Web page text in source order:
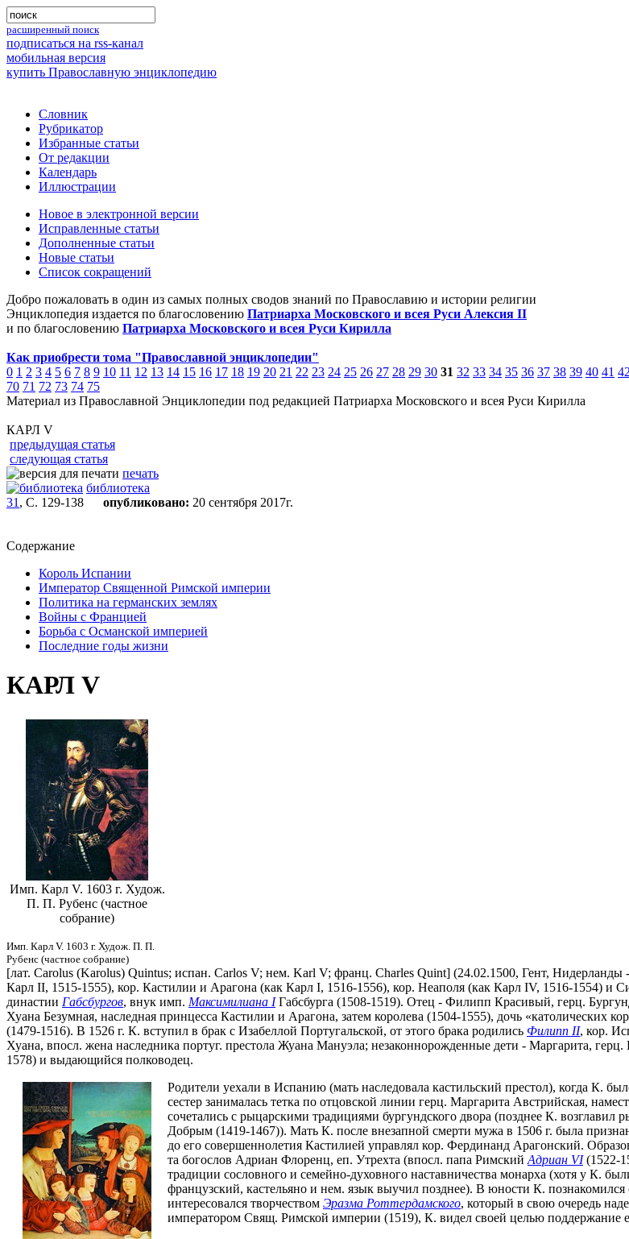
расширенный поиск
подписаться на rss-канал
мобильная версия
купить Православную энциклопедию
Словник
Рубрикатор
Избранные статьи
От редакции
Календарь
Иллюстрации
Новое в электронной версии
Исправленные статьи
Дополненные статьи
Новые статьи
Список сокращений
Добро пожаловать в один из самых полных сводов знаний по Православию и истории религии
Энциклопедия издается по благословению Патриарха Московского и всея Руси Алексия II
и по благословению Патриарха Московского и всея Руси Кирилла
Как приобрести тома "Православной энциклопедии"
0 1 2 3 4 5 6 7 8 9 10 11 12 13 14 15 16 17 18 19 20 21 22 23 24 25 26 27 28 29 30 31 32 33 34 35 36 37 38 39 40 41 42
70 71 72 73 74 75
Материал из Православной Энциклопедии под редакцией Патриарха Московского и всея Руси Кирилла
КАРЛ V
предыдущая статья
следующая статья
печать
библиотека
31 , С. 129-138 опубликовано: 20 сентября 2017г.
Содержание
Король Испании
Император Священной Римской империи
Политика на германских землях
Войны с Францией
Борьба с Османской империей
Последние годы жизни
КАРЛ V
Имп. Карл V. 1603 г. Худож.
П. П. Рубенс (частное
собрание)
Имп. Карл V. 1603 г. Худож. П. П.
Рубенс (частное собрание)
[лат. Carolus (Karolus) Quintus; испан. Carlos V; нем. Karl V; франц. Charles Quint] (24.02.1500, Гент,
Карл II, 1515-1555), кор. Кастилии и Арагона (как Карл I, 1516-1556), кор. Неаполя (как Карл IV, 1516-1554)
династии Габсбургов, внук имп. Максимилиана IГабсбурга (1508-1519). Отец - Филипп Красивый, герц.
Хуана Безумная, наследная принцесса Кастилии и Арагона, затем королева (1504-1555), дочь «католических
(1479-1516). В 1526 г. К. вступил в брак с Изабеллой Португальской, от этого брака родились Филипп II, кор.
Хуана, впосл. жена наследника португ. престола Жуана Мануэла; незаконнорожденные дети - Маргарита,
1578) и выдающийся полководец.
Родители уехали в Испанию (мать наследовала кастильский престол), когда К.
сестер занималась тетка по отцовской линии герц. Маргарита Австрийская,
сочетались с рыцарскими традициями бургундского двора (позднее К.
Добрым (1419-1467)). Мать К. после внезапной смерти мужа в 1506 г. была
до его совершеннолетия Кастилией управлял кор. Фердинанд Арагонский.
та богослов Адриан Флоренц, еп. Утрехта (впосл. папа Римский Адриан VI(1522-
традиции сословного и семейно-духовного наставничества монарха (хотя у К.
французский, кастельяно и нем. язык выучил позднее). В юности К. познакомился
интересовался творчеством Эразма Роттердамского, который в свою очередь
императором Свящ. Римской империи (1519), К. видел своей целью поддержание